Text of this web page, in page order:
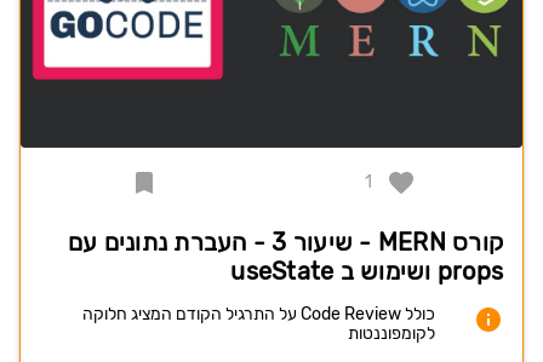
1
קורס MERN - שיעור 3 - העברת נתונים עם
props ושימוש ב useState
כולל Code Review על התרגיל הקודם המציג חלוקה
לקומפוננטות